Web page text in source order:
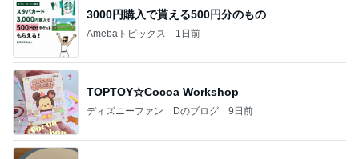
3000円購入で貰える500円分のもの
Amebaトピックス 1日前
TOPTOY☆Cocoa Workshop
ディズニーファン Dのブログ 9日前